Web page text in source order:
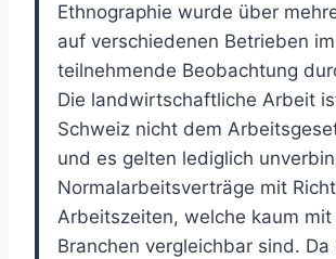
Ethnographie wurde über
auf verschiedenen Betrieben
teilnehmende Beobachtung
Die landwirtschaftliche Arbeit
Schweiz nicht dem
und es gelten lediglich
Normalarbeitsverträge mit
Arbeitszeiten, welche kaum mit
Branchen vergleichbar sind.